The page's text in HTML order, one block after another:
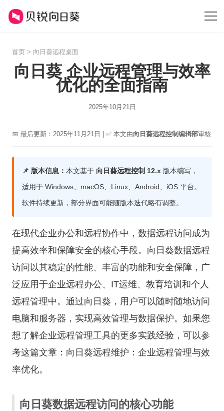
首页 > 向日葵远程桌面
向日葵 企业远程管理与效率
优化的全面指南
2025年10月21日
📅 最后更新：2025年11月21日 | ✅ 本文由向日葵远程控制编辑部审核
📌 版本信息： 本文基于 向日葵远程控制 12.x 版本编写，
适用于 Windows、macOS、Linux、Android、iOS 平台。
软件持续更新，部分界面可能随版本迭代略有调整。
在现代企业办公和远程协作中，数据远程访问成为
提高效率和保障安全的核心手段。向日葵数据远程
访问以其稳定的性能、丰富的功能和安全保障，广
泛应用于企业远程办公、IT运维、教育培训和个人
远程管理中。通过向日葵，用户可以随时随地访问
电脑和服务器，实现高效管理与数据保护。如果您
想了解企业远程管理工具的更多实践经验，可以参
考这篇文章： 向日葵远程维护：企业远程管理与效
率优化。
向日葵数据远程访问的核心功能